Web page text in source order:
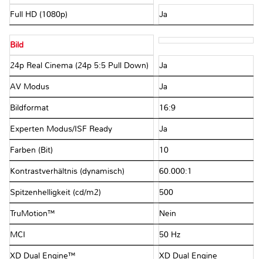
Full HD (1080p) Ja
Bild
24p Real Cinema (24p 5:5 Pull Down) Ja
AV Modus Ja
Bildformat 16:9
Experten Modus/ISF Ready Ja
Farben (Bit) 10
Kontrastverhältnis (dynamisch) 60.000:1
Spitzenhelligkeit (cd/m2) 500
TruMotion™ Nein
MCI 50 Hz
XD Dual Engine™ XD Dual Engine